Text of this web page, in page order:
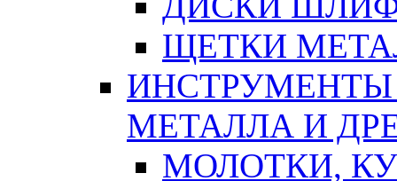
ЩЕТКИ
ИНСТРУМЕНТЫ
МЕТАЛЛА И
МОЛОТКИ,